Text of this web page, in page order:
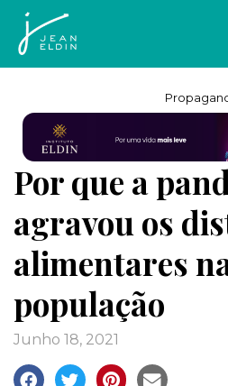
Por que a
agravou os
alimentares
população
junho 18, 2021